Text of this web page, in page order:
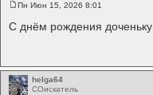
о
н
и
е
Пн Июн 15, 2026 8:01
С днём рождения доченьку
helga64
СОискатель